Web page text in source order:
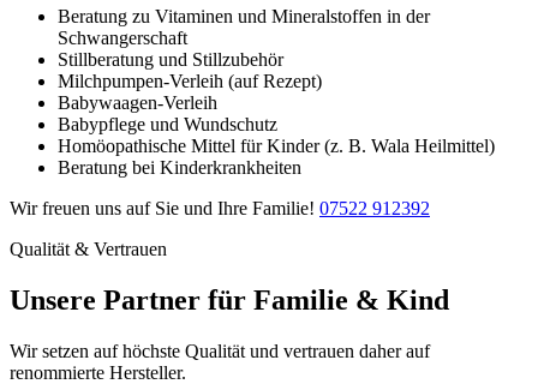
Beratung zu Vitaminen und Mineralstoffen in der
Schwangerschaft
Stillberatung und Stillzubehör
Milchpumpen-Verleih (auf Rezept)
Babywaagen-Verleih
Babypflege und Wundschutz
Homöopathische Mittel für Kinder (z. B. Wala Heilmittel)
Beratung bei Kinderkrankheiten
Wir freuen uns auf Sie und Ihre Familie! 07522 912392
Qualität & Vertrauen
Unsere Partner für Familie & Kind
Wir setzen auf höchste Qualität und vertrauen daher auf
renommierte Hersteller.